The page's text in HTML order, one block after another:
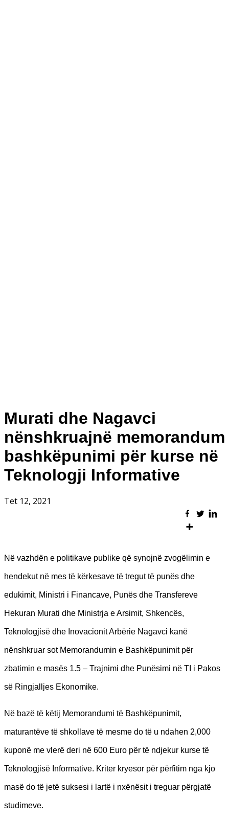
Murati dhe Nagavci
nënshkruajnë memorandum
bashkëpunimi për kurse në
Teknologji Informative
Tet 12, 2021
Në vazhdën e politikave publike që synojnë zvogëlimin e
hendekut në mes të kërkesave të tregut të punës dhe
edukimit, Ministri i Financave, Punës dhe Transfereve
Hekuran Murati dhe Ministrja e Arsimit, Shkencës,
Teknologjisë dhe Inovacionit Arbërie Nagavci kanë
nënshkruar sot Memorandumin e Bashkëpunimit për
zbatimin e masës 1.5 – Trajnimi dhe Punësimi në TI i Pakos
së Ringjalljes Ekonomike.
Në bazë të këtij Memorandumi të Bashkëpunimit,
maturantëve të shkollave të mesme do të u ndahen 2,000
kuponë me vlerë deri në 600 Euro për të ndjekur kurse të
Teknologjisë Informative. Kriter kryesor për përfitim nga kjo
masë do të jetë suksesi i lartë i nxënësit i treguar përgjatë
studimeve.